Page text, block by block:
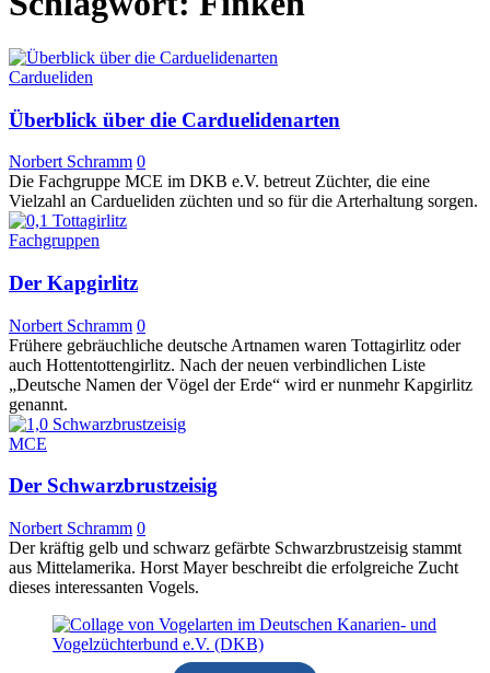
Cardueliden
Überblick über die Carduelidenarten
Norbert Schramm 0
Die Fachgruppe MCE im DKB e.V. betreut Züchter, die eine
Vielzahl an Cardueliden züchten und so für die Arterhaltung sorgen.
Fachgruppen
Der Kapgirlitz
Norbert Schramm 0
Frühere gebräuchliche deutsche Artnamen waren Tottagirlitz oder
auch Hottentottengirlitz. Nach der neuen verbindlichen Liste
„Deutsche Namen der Vögel der Erde“ wird er nunmehr Kapgirlitz
genannt.
MCE
Der Schwarzbrustzeisig
Norbert Schramm 0
Der kräftig gelb und schwarz gefärbte Schwarzbrustzeisig stammt
aus Mittelamerika. Horst Mayer beschreibt die erfolgreiche Zucht
dieses interessanten Vogels.